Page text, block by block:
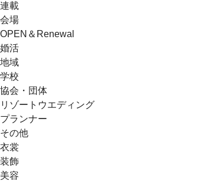
連載
会場
OPEN＆Renewal
婚活
地域
学校
協会・団体
リゾートウエディング
プランナー
その他
衣裳
装飾
美容